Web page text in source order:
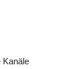
Kanäle